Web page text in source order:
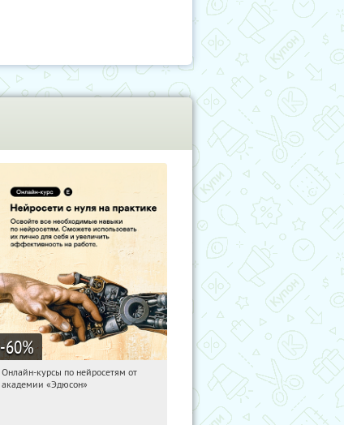
-60%
02:24:27 Получили:
Онлайн-курсы по нейросетям от
академии «Эдюсон»